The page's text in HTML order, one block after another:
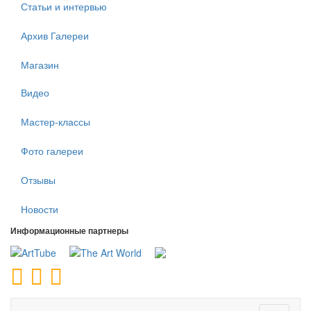
Статьи и интервью
Архив Галереи
Магазин
Видео
Мастер-классы
Фото галереи
Отзывы
Новости
Информационные партнеры